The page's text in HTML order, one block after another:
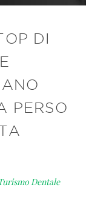
DI
PERSO
Dentale